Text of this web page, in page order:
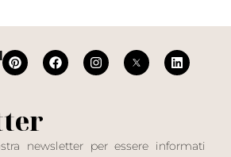
newsletter per essere informati